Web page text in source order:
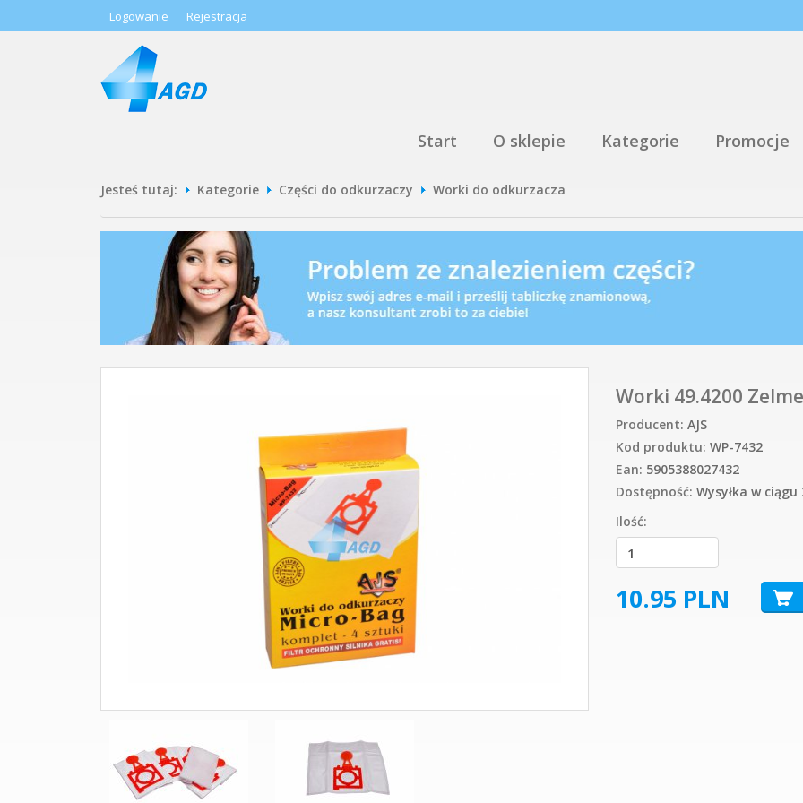
Logowanie Rejestracja
Start O sklepie Kategorie Promocje
Jesteś tutaj: Kategorie Części do odkurzaczy Worki do odkurzacza
Worki 49.4200
Producent: AJS
Kod produktu: WP-7432
Ean: 5905388027432
Dostępność: Wysyłka w ciągu
Ilość:
10.95 PLN